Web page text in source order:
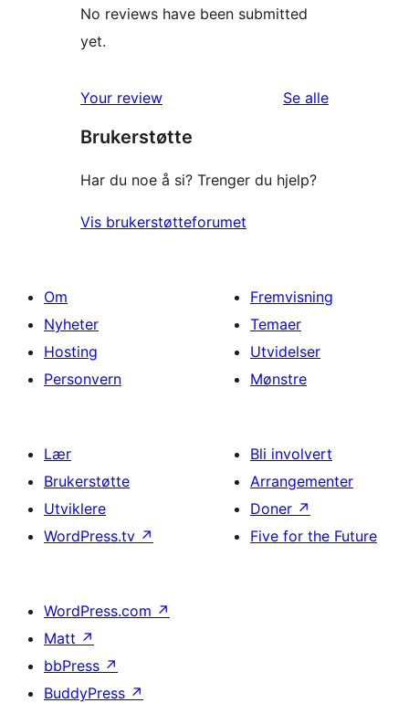
No reviews have been submitted
yet.
Your review Se alleomtalene
Brukerstøtte
Har du noe å si? Trenger du hjelp?
Vis brukerstøtteforumet
Om
Nyheter
Hosting
Personvern
Fremvisning
Temaer
Utvidelser
Mønstre
Lær
Brukerstøtte
Utviklere
WordPress.tv ↗
Bli involvert
Arrangementer
Doner ↗
Five for the Future
WordPress.com ↗
Matt ↗
bbPress ↗
BuddyPress ↗